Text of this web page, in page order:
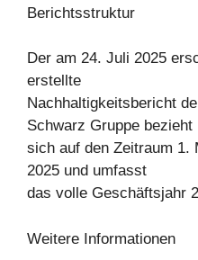
Berichtsstruktur
Der am 24. Juli 2025
erstellte
Nachhaltigkeitsbericht
Schwarz Gruppe bezieht
sich auf den Zeitraum 1.
2025 und umfasst
das volle Geschäftsjahr
Weitere Informationen